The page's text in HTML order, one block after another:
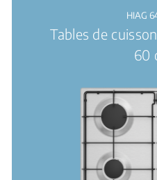
HIAG
Tables de
60